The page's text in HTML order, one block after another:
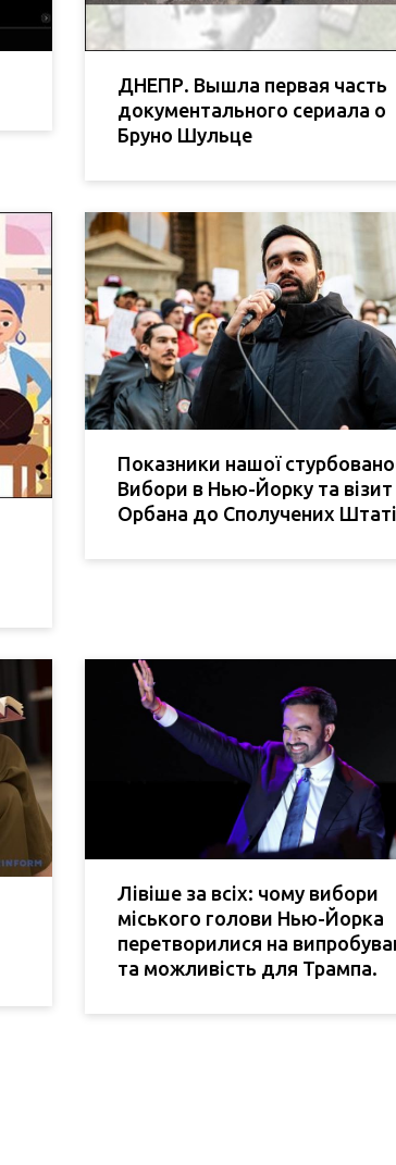
ДНЕПР. Вышла первая часть
документального сериала о
Бруно Шульце
Показники нашої
Вибори в Нью-Йорку та візит
Орбана до Сполучених
Лівіше за всіх: чому вибори
міського голови Нью-Йорка
перетворилися на
та можливість для Трампа.